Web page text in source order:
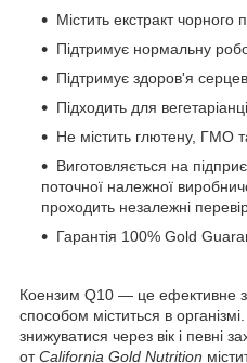
Містить екстракт
Підтримує нормальну
Підтримує здоров'я
Підходить для
Не містить глютену, ГМО
Виготовляється на
поточної належної
проходить незалежні
Гарантія 100% Gold
Коензим Q10 — це ефективне
способом міститься в
знижуватися через вік і певні
отCalifornia Gold Nutrition